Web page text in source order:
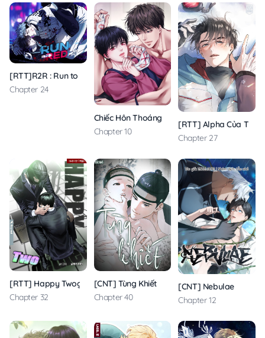
[RTT]R2R : Run to Red
Chapter 24
Chiếc Hôn Thoáng Qua
Chapter 10
[RTT] Alpha Của Tôi
Chapter 27
[RTT] Happy Twogether
Chapter 32
[CNT] Tùng Khiết
Chapter 40
[CNT] Nebulae
Chapter 12